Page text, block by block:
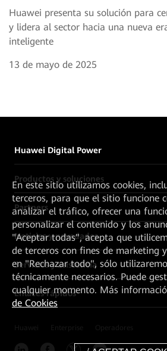
Huawei presenta su solución para
y lidera al sector hacia una nueva
inteligente
13 de mayo de 2025
Huawei Digital Power
Productos y soluciones
Partners
Noticias y novedades
Servicios y asistencia
Enlaces rápidos
En este sitio utilizamos cookies,
terceros, para que el sitio funcione
analizar el tráfico, ofrecer una
personalizar el contenido y los
"Aceptar todas", acepta que
de terceros con fines de marketing
en "Rechazar todo", sólo
técnicamente necesarios. Puede
cualquier momento. Más
de Cookies